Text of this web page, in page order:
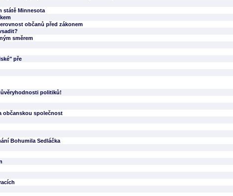
státě Minnesota
občanů před zákonem
směrem
pře
politiků!
občanskou společnost
Bohumila Sedláčka